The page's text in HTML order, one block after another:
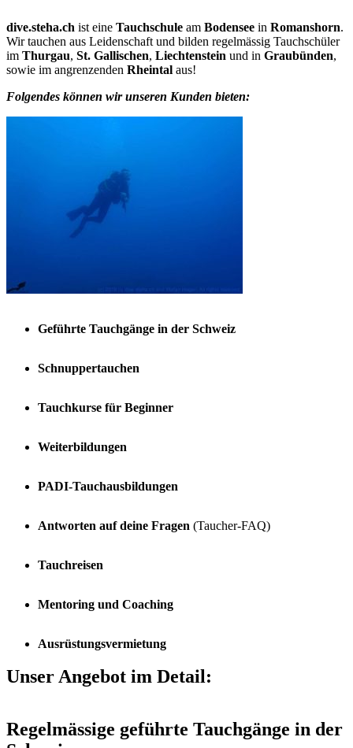
dive.steha.ch ist eine Tauchschule am Bodensee in Romanshorn.
Wir tauchen aus Leidenschaft und bilden regelmässig Tauchschüler
im Thurgau, St. Gallischen, Liechtenstein und in Graubünden,
sowie im angrenzenden Rheintal aus!
Folgendes können wir unseren Kunden bieten:
Geführte Tauchgänge in der Schweiz
Schnuppertauchen
Tauchkurse für Beginner
Weiterbildungen
PADI-Tauchausbildungen
Antworten auf deine Fragen (Taucher-FAQ)
Tauchreisen
Mentoring und Coaching
Ausrüstungsvermietung
Unser Angebot im Detail:
Regelmässige geführte Tauchgänge in der